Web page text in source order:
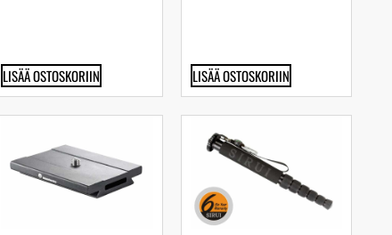
LISÄÄ OSTOSKORIIN LISÄÄ OSTOSKORIIN